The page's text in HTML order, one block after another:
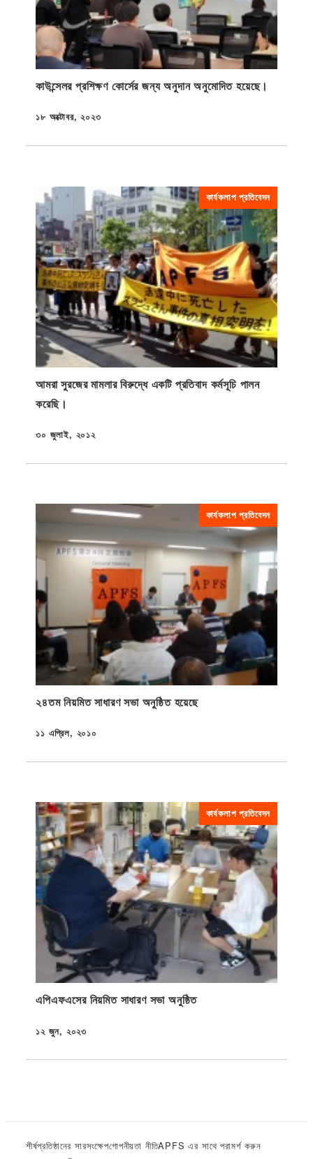
কাউন্সেলর প্রশিক্ষণ কোর্সের জন্য অনুদান অনুমোদিত হয়েছে।
প্রকাশিত
১৮ অক্টোবর, ২০২৩
কার্যকলাপ প্রতিবেদন
আমরা সুরজের মামলার বিরুদ্ধে একটি প্রতিবাদ কর্মসূচি পালন
করেছি।
প্রকাশিত
৩০ জুলাই, ২০১২
কার্যকলাপ প্রতিবেদন
২৪তম নিয়মিত সাধারণ সভা অনুষ্ঠিত হয়েছে
প্রকাশিত
১১ এপ্রিল, ২০১০
কার্যকলাপ প্রতিবেদন
এপিএফএসের নিয়মিত সাধারণ সভা অনুষ্ঠিত
প্রকাশিত
১২ জুন, ২০২৩
শীর্ষপ্রতিষ্ঠানের সারসংক্ষেপগোপনীয়তা নীতিAPFS এর সাথে পরামর্শ করুন